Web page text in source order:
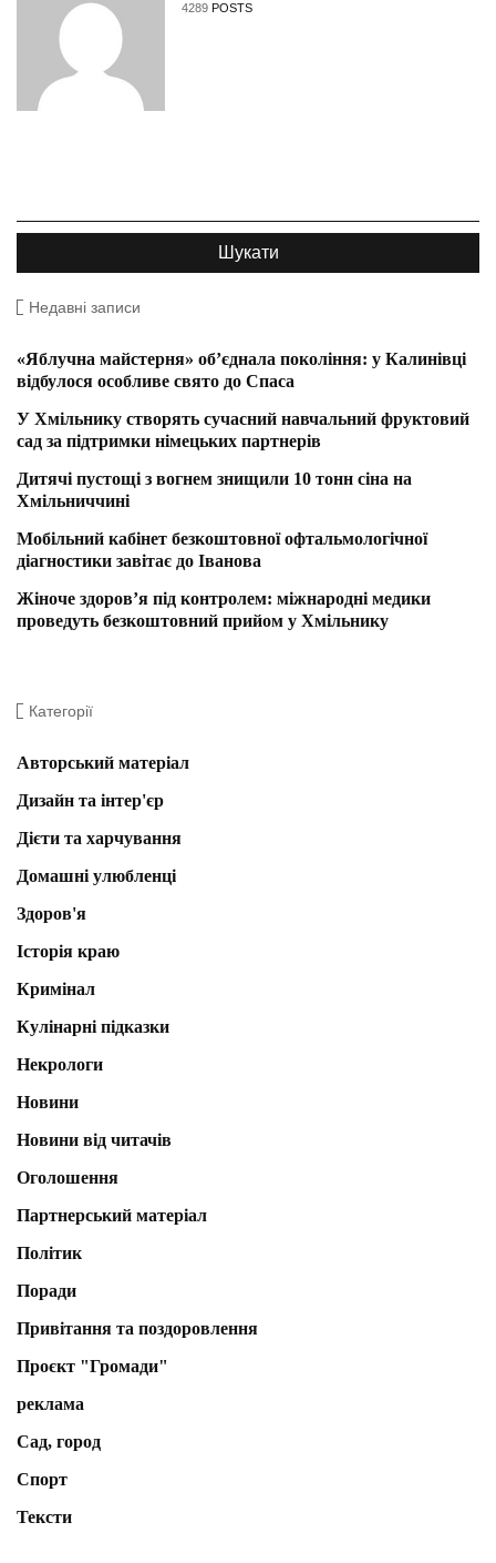
4289 POSTS
Недавні записи
«Яблучна майстерня» об’єднала покоління: у Калинівці
відбулося особливе свято до Спаса
У Хмільнику створять сучасний навчальний фруктовий
сад за підтримки німецьких партнерів
Дитячі пустощі з вогнем знищили 10 тонн сіна на
Хмільниччині
Мобільний кабінет безкоштовної офтальмологічної
діагностики завітає до Іванова
Жіноче здоров’я під контролем: міжнародні медики
проведуть безкоштовний прийом у Хмільнику
Категорії
Авторський матеріал
Дизайн та інтер'єр
Дієти та харчування
Домашні улюбленці
Здоров'я
Історія краю
Кримінал
Кулінарні підказки
Некрологи
Новини
Новини від читачів
Оголошення
Партнерський матеріал
Політик
Поради
Привітання та поздоровлення
Проєкт "Громади"
реклама
Сад, город
Спорт
Тексти